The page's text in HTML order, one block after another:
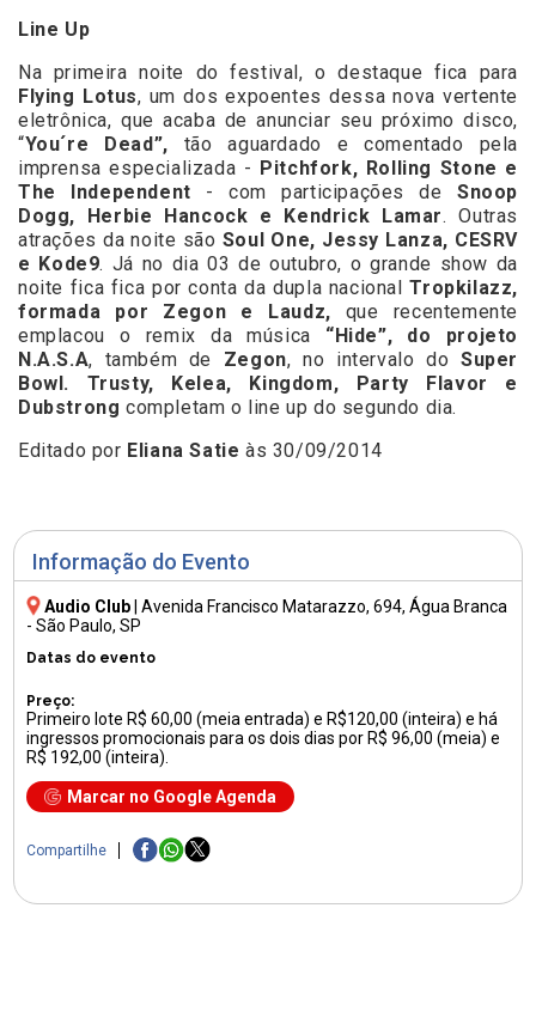
Informação do Evento
Audio Club |Avenida Francisco Matarazzo, 694, Água Branca
- São Paulo, SP
Datas do evento
Preço:
Primeiro lote R$ 60,00 (meia entrada) e R$120,00 (inteira) e há
ingressos promocionais para os dois dias por R$ 96,00 (meia) e
R$ 192,00 (inteira).
Marcar no Google Agenda
Compartilhe
Line Up
Na primeira noite do festival, o destaque fica para
Flying Lotus, um dos expoentes dessa nova vertente
eletrônica, que acaba de anunciar seu próximo disco,
“You´re Dead”, tão aguardado e comentado pela
imprensa especializada - Pitchfork, Rolling Stone e
The Independent - com participações de Snoop
Dogg, Herbie Hancock e Kendrick Lamar. Outras
atrações da noite são Soul One, Jessy Lanza, CESRV
e Kode9. Já no dia 03 de outubro, o grande show da
noite fica fica por conta da dupla nacionalTropkilazz,
formada por Zegon e Laudz, que recentemente
emplacou o remix da música “Hide”, do projeto
N.A.S.A, também de Zegon, no intervalo do Super
Bowl. Trusty, Kelea, Kingdom, Party Flavor e
Dubstrong completam o line up do segundo dia.
Editado por Eliana Satie às 30/09/2014